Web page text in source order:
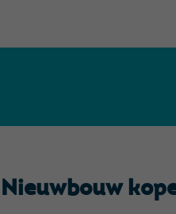
Nieuwbouw